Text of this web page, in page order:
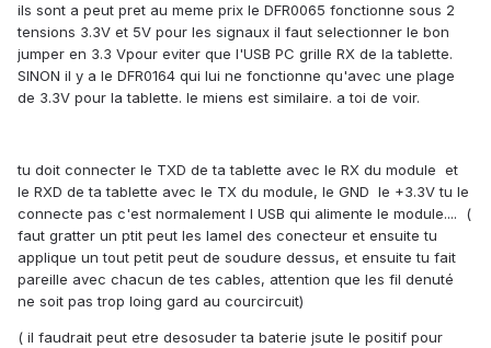
ils sont a peut pret au meme prix le DFR0065 fonctionne sous 2
tensions 3.3V et 5V pour les signaux il faut selectionner le bon
jumper en 3.3 Vpour eviter que l'USB PC grille RX de la tablette.
SINON il y a le DFR0164 qui lui ne fonctionne qu'avec une plage
de 3.3V pour la tablette. le miens est similaire. a toi de voir.
tu doit connecter le TXD de ta tablette avec le RX du module et
le RXD de ta tablette avec le TX du module, le GND le +3.3V tu le
connecte pas c'est normalement l USB qui alimente le module.... (
faut gratter un ptit peut les lamel des conecteur et ensuite tu
applique un tout petit peut de soudure dessus, et ensuite tu fait
pareille avec chacun de tes cables, attention que les fil denuté
ne soit pas trop loing gard au courcircuit)
( il faudrait peut etre desosuder ta baterie jsute le positif pour